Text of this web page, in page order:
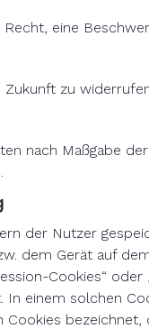
eine
Zukunft zu
nach Maßgabe
der Nutzer
dem Gerät auf
Cookies“
einem solchen